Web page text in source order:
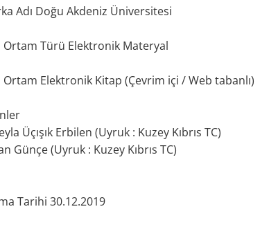
Adı Doğu Akdeniz Üniversitesi
Ortam Türü Elektronik Materyal
Ortam Elektronik Kitap (Çevrim içi / Web tabanlı)
Üçışık Erbilen (Uyruk : Kuzey Kıbrıs TC)
Günçe (Uyruk : Kuzey Kıbrıs TC)
Tarihi 30.12.2019